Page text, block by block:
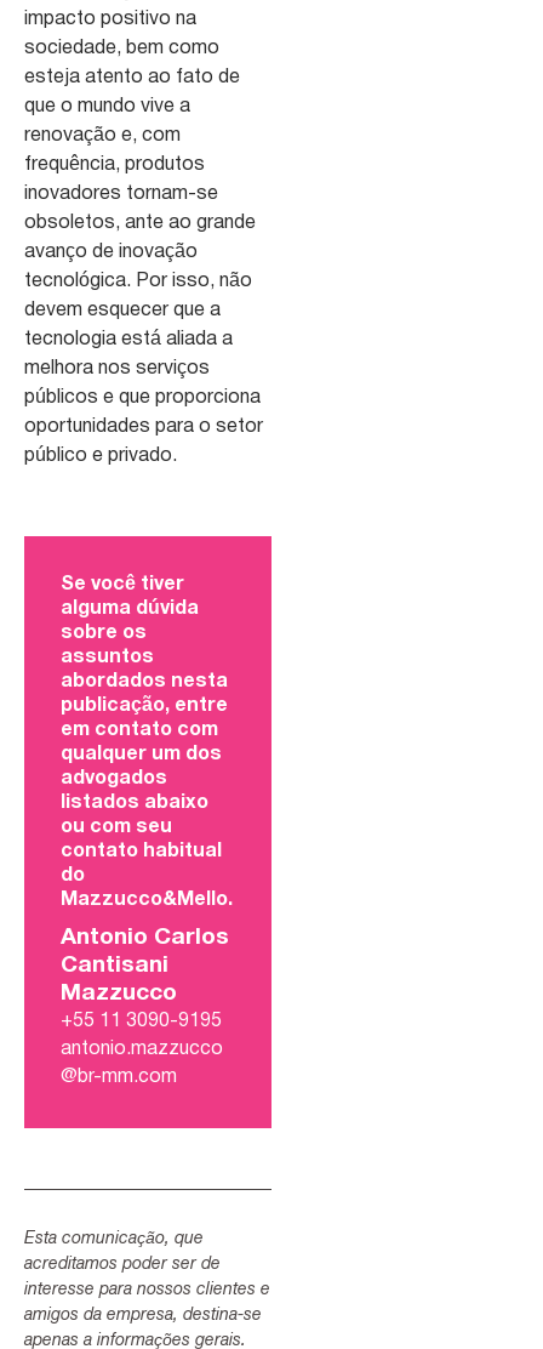
impacto positivo na
sociedade, bem como
esteja atento ao fato de
que o mundo vive a
renovação e, com
frequência, produtos
inovadores tornam-se
obsoletos, ante ao grande
avanço de inovação
tecnológica. Por isso, não
devem esquecer que a
tecnologia está aliada a
melhora nos serviços
públicos e que proporciona
oportunidades para o setor
público e privado.
Se você tiver
alguma dúvida
sobre os
assuntos
abordados nesta
publicação, entre
em contato com
qualquer um dos
advogados
listados abaixo
ou com seu
contato habitual
do
Mazzucco&Mello.
Antonio Carlos
Cantisani
Mazzucco
+55 11 3090-9195
antonio.mazzucco
@br-mm.com
Esta comunicação, que
acreditamos poder ser de
interesse para nossos clientes e
amigos da empresa, destina-se
apenas a informações gerais.